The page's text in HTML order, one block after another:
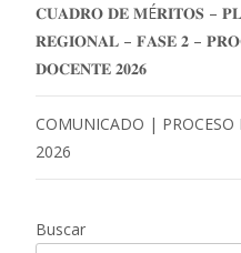
𝐂𝐔𝐀𝐃𝐑𝐎 𝐃𝐄 𝐌É𝐑𝐈𝐓𝐎𝐒 –
𝐑𝐄𝐆𝐈𝐎𝐍𝐀𝐋 – 𝐅𝐀𝐒𝐄 𝟐 –
𝐃𝐎𝐂𝐄𝐍𝐓𝐄 𝟐𝟎𝟐𝟔
COMUNICADO | PROCESO
2026
Buscar